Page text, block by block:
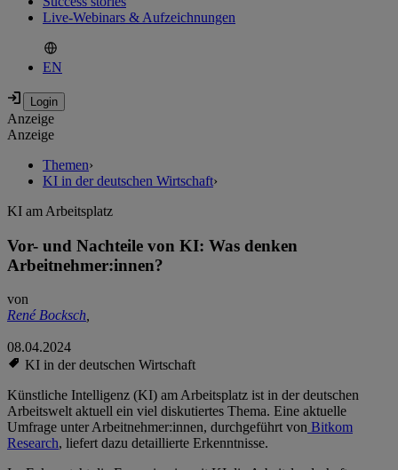
Live-Webinars & Aufzeichnungen
EN
Anzeige
Anzeige
Themen›
KI in der deutschen Wirtschaft›
KI am Arbeitsplatz
Vor- und Nachteile von KI: Was denken
Arbeitnehmer:innen?
von
René Bocksch,
08.04.2024
KI in der deutschen Wirtschaft
Künstliche Intelligenz (KI) am Arbeitsplatz ist in der deutschen
Arbeitswelt aktuell ein viel diskutiertes Thema. Eine aktuelle
Umfrage unter Arbeitnehmer:innen, durchgeführt von Bitkom
Research, liefert dazu detaillierte Erkenntnisse.